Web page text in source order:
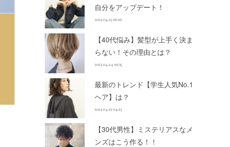
自分をアップデート！
2023.04.25 06:26
【40代悩み】髪型が上手く決ま
らない！その理由とは？
2023.04.24 09:35
最新のトレンド【学生人気No.1
ヘア】は？
2023.04.19 04:25
【30代男性】ミステリアスなメ
ンズはこう作る！！